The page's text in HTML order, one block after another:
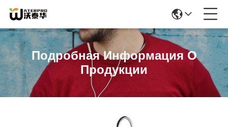
Подробная Информация О
Продукции